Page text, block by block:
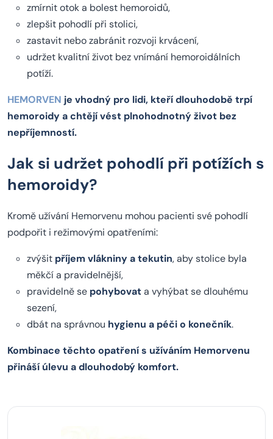
zmírnit otok a bolest hemoroidů,
zlepšit pohodlí při stolici,
zastavit nebo zabránit rozvoji krvácení,
udržet kvalitní život bez vnímání hemoroidálních
potíží.
HEMORVEN je vhodný pro lidi, kteří dlouhodobě trpí
hemoroidy a chtějí vést plnohodnotný život bez
nepříjemností.
Jak si udržet pohodlí při potížích s
hemoroidy?
Kromě užívání Hemorvenu mohou pacienti své pohodlí
podpořit i režimovými opatřeními:
zvýšit příjem vlákniny a tekutin, aby stolice byla
měkčí a pravidelnější,
pravidelně se pohybovata vyhýbat se dlouhému
sezení,
dbát na správnou hygienu a péči o konečník.
Kombinace těchto opatření s užíváním Hemorvenu
přináší úlevu a dlouhodobý komfort.